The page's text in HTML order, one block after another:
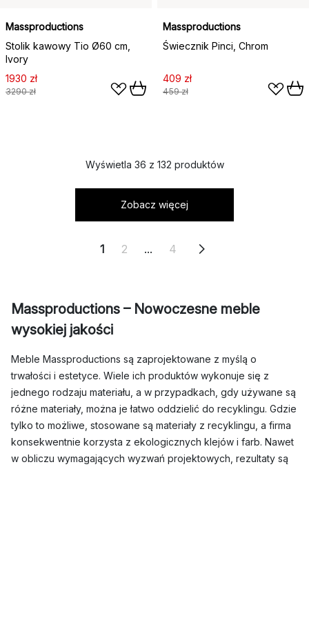
Massproductions
Stolik kawowy Tio Ø60 cm,
Ivory
1930 zł
3290 zł
Massproductions
Świecznik Pinci, Chrom
409 zł
459 zł
Wyświetla 36 z 132 produktów
Zobacz więcej
1 2 ... 4
Massproductions – Nowoczesne meble
wysokiej jakości
Meble Massproductions są zaprojektowane z myślą o
trwałości i estetyce. Wiele ich produktów wykonuje się z
jednego rodzaju materiału, a w przypadkach, gdy używane są
różne materiały, można je łatwo oddzielić do recyklingu. Gdzie
tylko to możliwe, stosowane są materiały z recyklingu, a firma
konsekwentnie korzysta z ekologicznych klejów i farb. Nawet
w obliczu wymagających wyzwań projektowych, rezultaty są